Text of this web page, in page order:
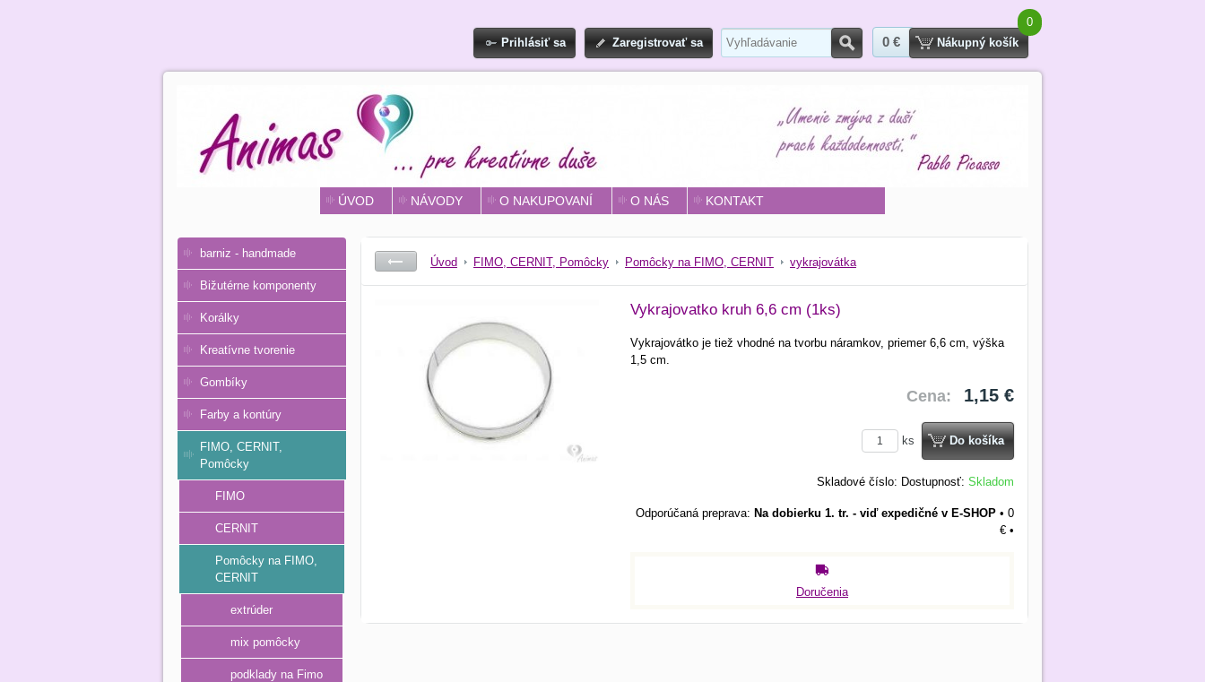
Prihlásiť sa Zaregistrovať sa Hľadať
0 €
0
Nákupný košík
ÚVOD NÁVODY O NAKUPOVANÍ O NÁS KONTAKT
Úvod FIMO, CERNIT, Pomôcky Pomôcky na FIMO, CERNIT vykrajovátka
Vykrajovatko kruh 6,6 cm (1ks)
Vykrajovátko je tiež vhodné na tvorbu náramkov, priemer 6,6 cm, výška
1,5 cm.
Cena: 1,15 €
ks Do košíka
Skladové číslo: Dostupnosť: Skladom
Na dobierku 1. tr. - viď expedičné v E-SHOP • 0
€ •
Doručenia
barniz - handmade
Bižutérne komponenty
Korálky
Kreatívne tvorenie
Gombíky
Farby a kontúry
FIMO, CERNIT,
Pomôcky
FIMO
CERNIT
Pomôcky na FIMO,
CERNIT
extrúder
mix pomôcky
podklady na Fimo